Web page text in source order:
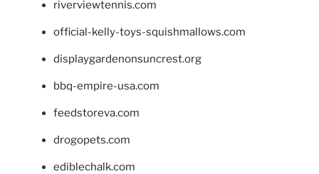
riverviewtennis.com
official-kelly-toys-squishmallows.com
displaygardenonsuncrest.org
bbq-empire-usa.com
feedstoreva.com
drogopets.com
ediblechalk.com